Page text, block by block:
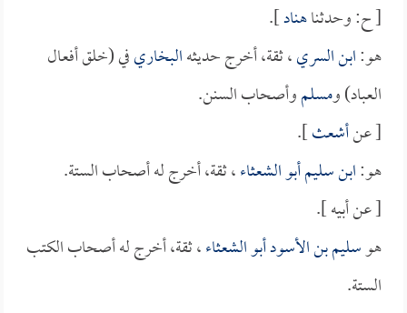
[ ح: وحدثناهناد].
هو:ابن السري، ثقة، أخرج حديثهالبخاريفي (خلق أفعال
العباد) ومسلموأصحاب السنن.
[ عنأشعث].
هو:ابن سليم أبو الشعثاء، ثقة، أخرج له أصحاب الستة.
[ عن أبيه ].
هوسليم بن الأسود أبو الشعثاء، ثقة، أخرج له أصحاب الكتب
الستة.